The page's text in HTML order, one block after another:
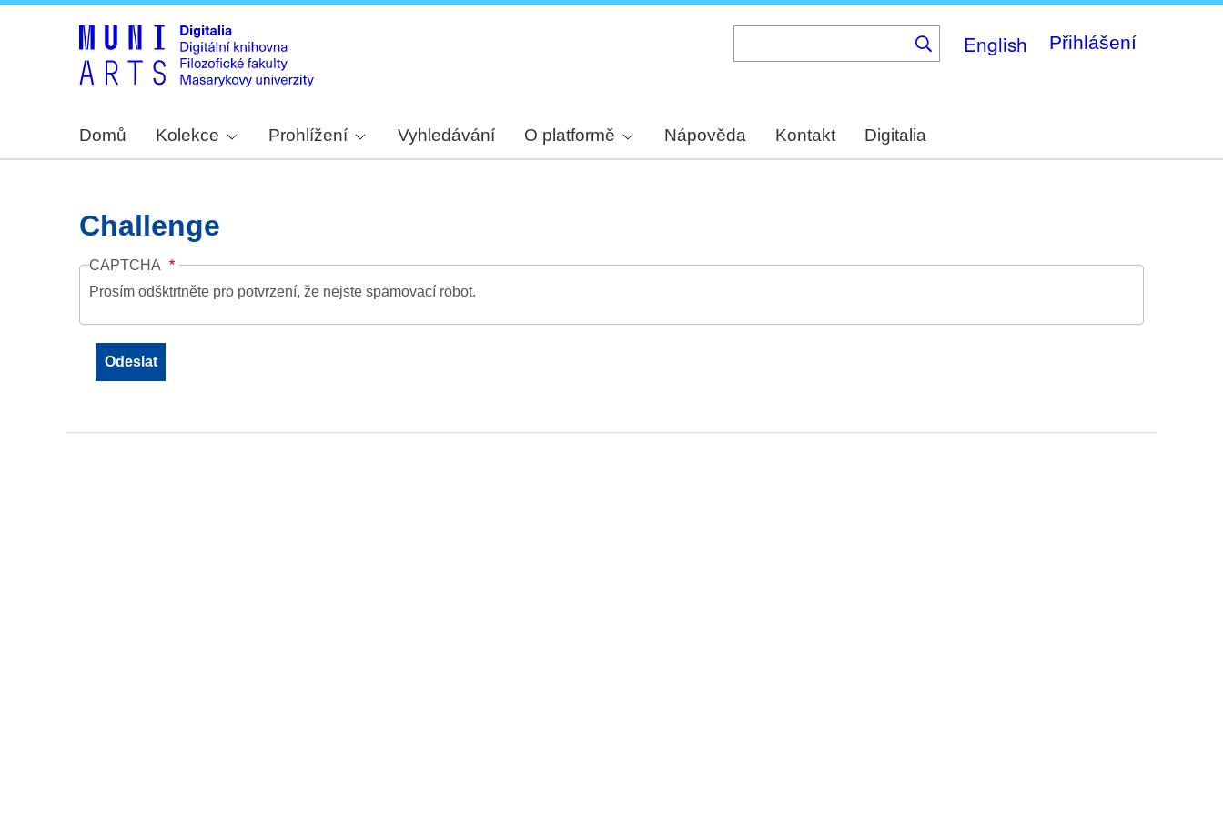
English Přihlášení
Domů Kolekce Prohlížení Vyhledávání O platformě Nápověda Kontakt Digitalia
Challenge
CAPTCHA
Prosím odšktrtněte pro potvrzení, že nejste spamovací robot.